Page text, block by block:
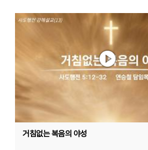
거침없는 복음의 야성